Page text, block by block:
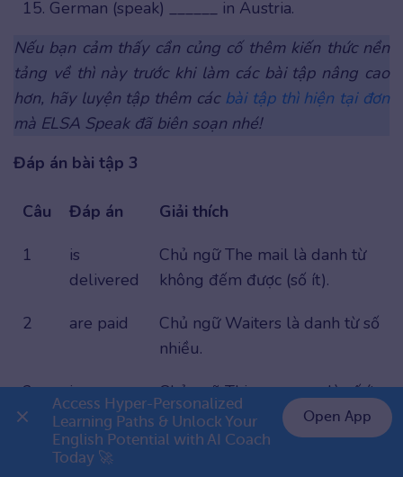
German (speak) ______ in Austria.
Nếu bạn cảm thấy cần củng cố thêm kiến thức nền
tảng về thì này trước khi làm các bài tập nâng cao
hơn, hãy luyện tập thêm các bài tập thì hiện tại đơn
mà ELSA Speak đã biên soạn nhé!
Đáp án bài tập 3
Câu Đáp án
Giải thích
1
is
delivered
Chủ ngữ The mail là danh từ
không đếm được (số ít).
2
are paid
Chủ ngữ Waiters là danh từ số
nhiều.
3
is
watched
Chủ ngữ This program là số ít.
are
👉 Premium 1 năm chỉ 799K
Access Hyper-Personalized
Learning Paths & Unlock Your
English Potential with AI Coach
Today 🚀
Open App